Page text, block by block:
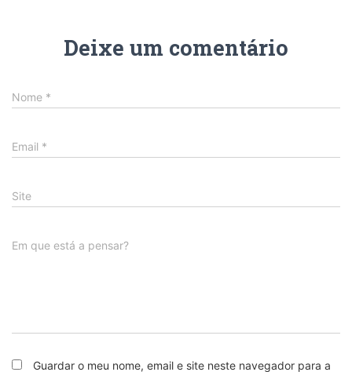
Deixe um comentário
Nome *
Email *
Site
Em que está a pensar?
Guardar o meu nome, email e site neste navegador para a